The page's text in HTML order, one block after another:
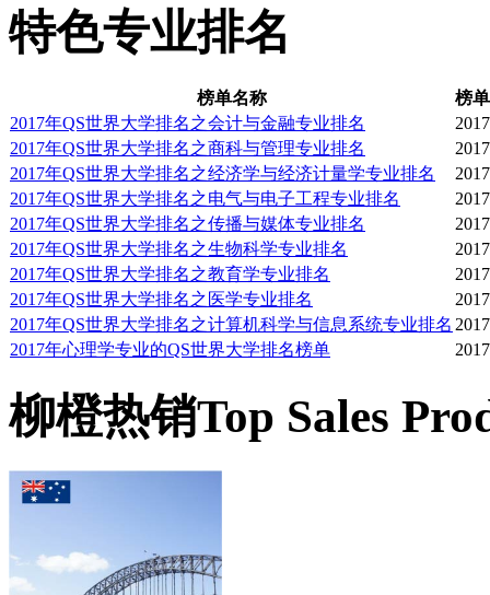
有开设）。并被亚洲开
该大学是新南威尔士州
学位课程的大学。
杰出研究领域
麦考瑞大学在以下一些
数学，计算机，及信息
古代文明
基因与生态系统：过程
特色专业排名
榜单名称
榜
2017年QS世界大学排名之会计与金融专业排名
2017
2017年QS世界大学排名之商科与管理专业排名
2017
2017年QS世界大学排名之经济学与经济计量学专业排名
2017
2017年QS世界大学排名之电气与电子工程专业排名
2017
2017年QS世界大学排名之传播与媒体专业排名
2017
2017年QS世界大学排名之生物科学专业排名
2017
2017年QS世界大学排名之教育学专业排名
2017
2017年QS世界大学排名之医学专业排名
2017
2017年QS世界大学排名之计算机科学与信息系统专业排名 2017
2017年心理学专业的QS世界大学排名榜单
2017
柳橙热销Top Sales